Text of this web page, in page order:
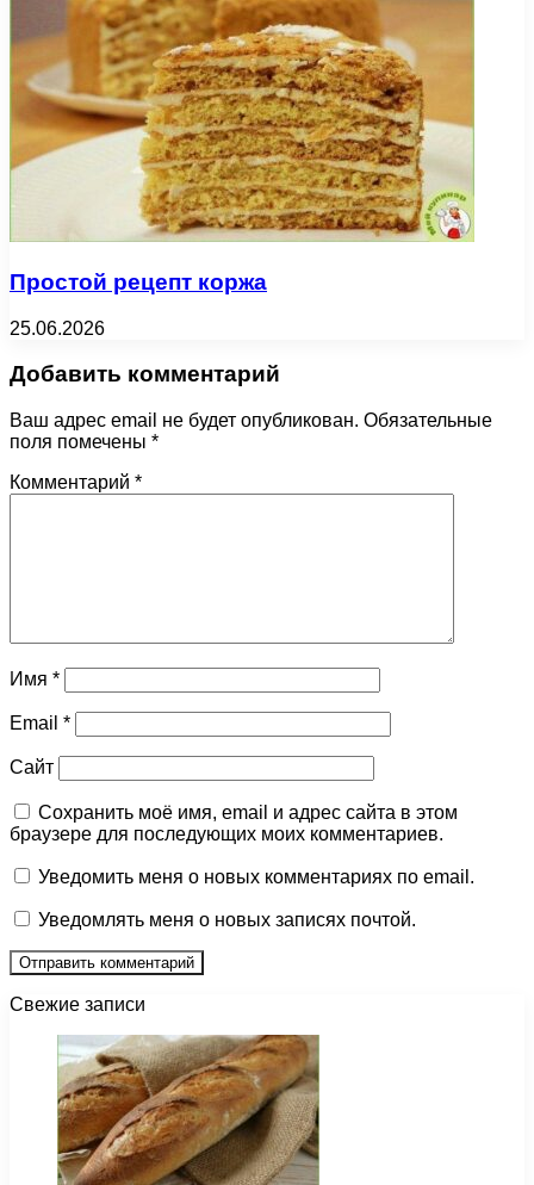
Простой рецепт коржа
25.06.2026
Добавить комментарий
Ваш адрес email не будет опубликован. Обязательные
поля помечены *
Комментарий *
Имя *
Email *
Сайт
Сохранить моё имя, email и адрес сайта в этом
браузере для последующих моих комментариев.
Уведомить меня о новых комментариях по email.
Уведомлять меня о новых записях почтой.
Свежие записи